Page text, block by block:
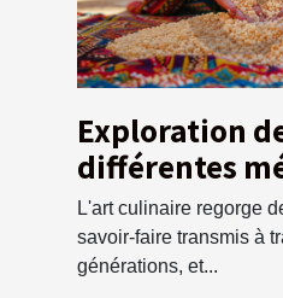
Exploration
différentes
préparer la
couscous
L'art culinaire regorge
savoir-faire transmis à
générations, et...